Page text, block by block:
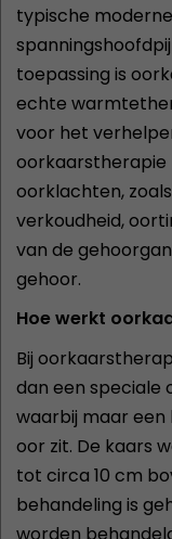
typische
toepassing is
echte
voor het
oorkaarstherapie
oorklachten,
verkoudheid,
van de
gehoor.
Hoe werkt
Bij
dan een speciale
waarbij maar een
oor zit. De kaars
tot circa 10 cm
behandeling is